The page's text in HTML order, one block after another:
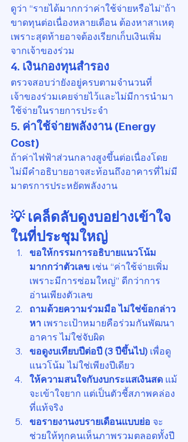
ดูว่า “รายได้มากกว่าค่าใช้จ่ายหรือไม่”ถ้า
ขาดทุนต่อเนื่องหลายเดือน ต้องหาสาเหตุ
เพราะสุดท้ายอาจต้องเรียกเก็บเงินเพิ่ม
จากเจ้าของร่วม
4. เงินกองทุนสำรอง
ตรวจสอบว่ายังอยู่ครบตามจำนวนที่
เจ้าของร่วมเคยจ่ายไว้และไม่มีการนำมา
ใช้จ่ายในรายการประจำ
5. ค่าใช้จ่ายพลังงาน (Energy
Cost)
ถ้าค่าไฟฟ้าส่วนกลางสูงขึ้นต่อเนื่องโดย
ไม่มีคำอธิบายอาจสะท้อนถึงอาคารที่ไม่มี
มาตรการประหยัดพลังงาน
💡 เคล็ดลับดูงบอย่างเข้าใจ
ในที่ประชุมใหญ่
ขอให้กรรมการอธิบายแนวโน้ม
มากกว่าตัวเลข เช่น “ค่าใช้จ่ายเพิ่ม
เพราะมีการซ่อมใหญ่” ดีกว่าการ
อ่านเพียงตัวเลข
ถามด้วยความร่วมมือ ไม่ใช่ข้อกล่าว
หา เพราะเป้าหมายคือร่วมกันพัฒนา
อาคาร ไม่ใช่จับผิด
ขอดูงบเทียบปีต่อปี (3 ปีขึ้นไป) เพื่อดู
แนวโน้ม ไม่ใช่เพียงปีเดียว
ให้ความสนใจกับงบกระแสเงินสด แม้
จะเข้าใจยาก แต่เป็นตัวชี้สภาพคล่อง
ที่แท้จริง
ขอรายงานงบรายเดือนแบบย่อ จะ
ช่วยให้ทุกคนเห็นภาพรวมตลอดทั้งปี